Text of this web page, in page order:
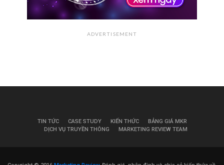
ADVERTISEMENT
TIN TỨC CASE STUDY KIẾN THỨC
BẢNG GIÁ MKR
DỊCH VỤ TRUYỀN THÔNG
MARKETING REVIEW TEAM